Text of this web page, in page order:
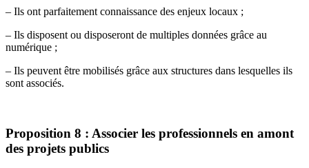
– Ils ont parfaitement connaissance des enjeux locaux ;
– Ils disposent ou disposeront de multiples données grâce au
numérique ;
– Ils peuvent être mobilisés grâce aux structures dans lesquelles ils
sont associés.
Proposition 8 : Associer les professionnels en amont
des projets publics